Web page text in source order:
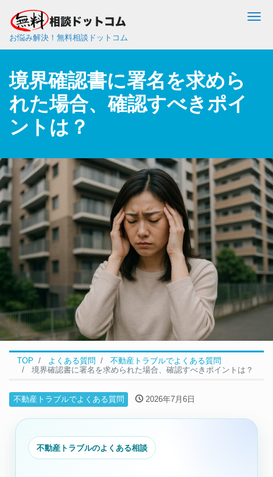
お悩み解決！無料相談ドットコム
境界確認書に署名を求めら
れた場合、確認すべきポイ
ントは？
TOP よくある質問
不動産トラブルでよくある質問
境界確認書に署名を求められた場合、確認すべきポイントは？
不動産トラブルでよくある質問 2026年7月6日
不動産トラブルのよくある相談